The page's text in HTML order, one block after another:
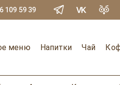
109 59 39
меню Напитки Чай